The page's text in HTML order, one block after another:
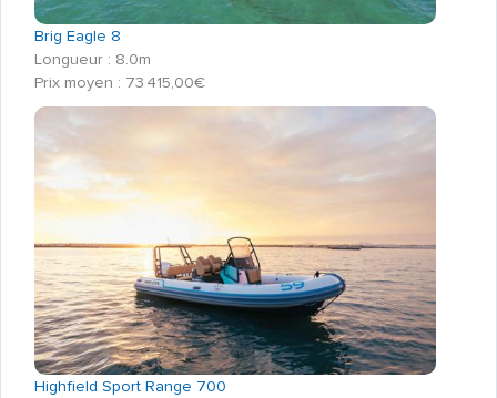
Brig Eagle 8
Longueur : 8.0m
Prix moyen : 73 415,00€
Highfield Sport Range 700